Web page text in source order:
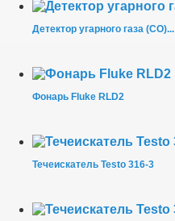
Детектор угарного газа (CO)...
Фонарь Fluke RLD2
Течеискатель Testo 316-3